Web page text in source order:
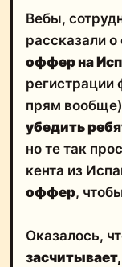
Вебы,
рассказали о
оффер на
регистрации
прям
убедить
но те так
кента из
оффер,
Оказалось,
засчитывает,